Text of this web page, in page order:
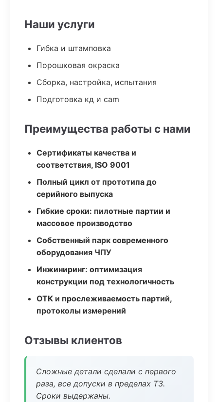
Наши услуги
Гибка и штамповка
Порошковая окраска
Сборка, настройка, испытания
Подготовка кд и cam
Преимущества работы с нами
Сертификаты качества и
соответствия, ISO 9001
Полный цикл от прототипа до
серийного выпуска
Гибкие сроки: пилотные партии и
массовое производство
Собственный парк современного
оборудования ЧПУ
Инжиниринг: оптимизация
конструкции под технологичность
ОТК и прослеживаемость партий,
протоколы измерений
Отзывы клиентов
Сложные детали сделали с первого
раза, все допуски в пределах ТЗ.
Сроки выдержаны.